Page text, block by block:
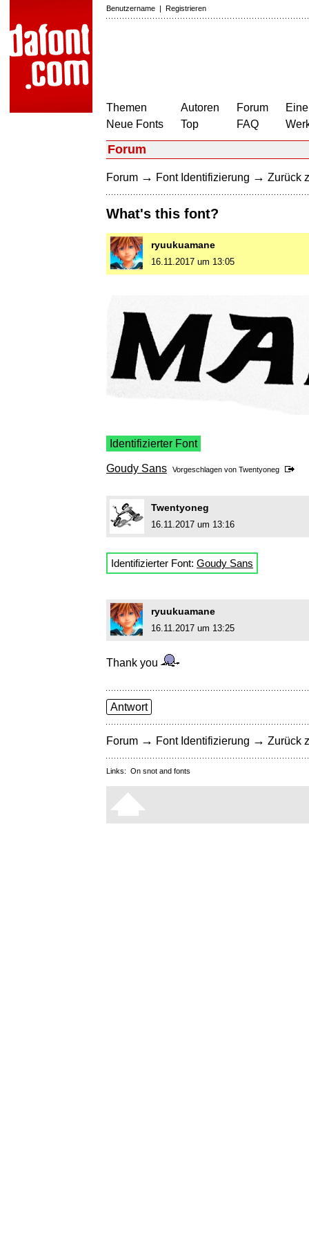
Benutzername | Registrieren
Themen
Neue Fonts
Autoren
Top
Forum
FAQ
Forum
Forum → Font Identifizierung → Zurück
What's this font?
ryuukuamane
16.11.2017 um 13:05
Identifizierter Font
Goudy Sans Vorgeschlagen von Twentyoneg
Twentyoneg
16.11.2017 um 13:16
Identifizierter Font: Goudy Sans
ryuukuamane
16.11.2017 um 13:25
Thank you
Antwort
Forum → Font Identifizierung → Zurück
Links: On snot and fonts